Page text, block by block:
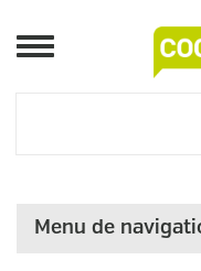
Menu
Menu de